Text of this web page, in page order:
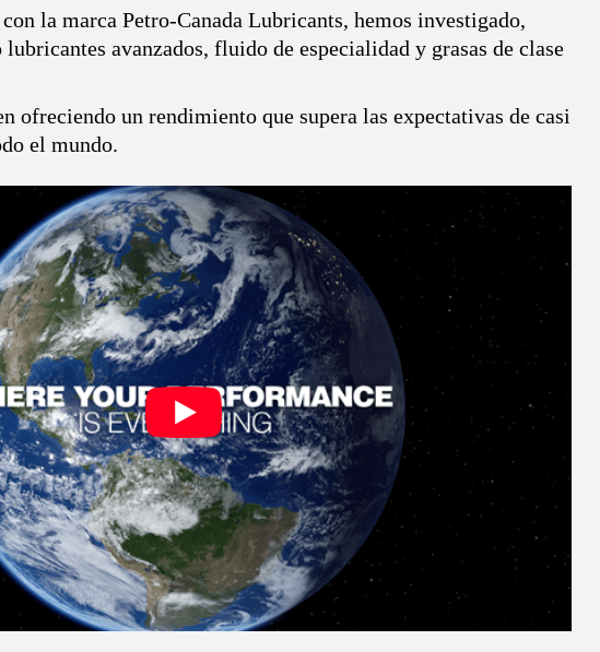
la marca Petro-Canada Lubricants, hemos investigado,
avanzados, fluido de especialidad y grasas de clase
ofreciendo un rendimiento que supera las expectativas de casi
el mundo.